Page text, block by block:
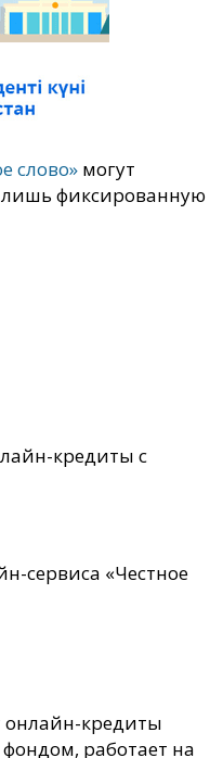
слово» могут
лишь фиксированную
кредиты с
сервиса «Честное
кредиты
работает на